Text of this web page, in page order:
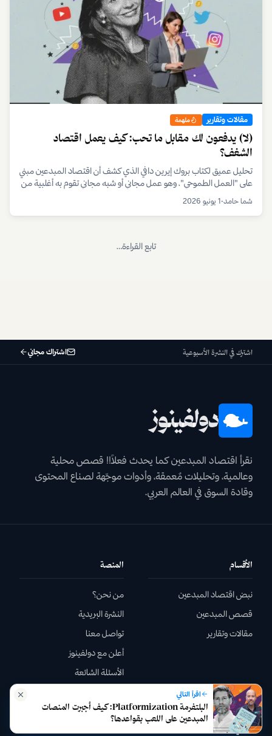
مقالات وتقارير ملهمة
(لا) يدفعون لك مقابل ما تحب: كيف يعمل اقتصاد
الشغف؟
تحليل عميق لكتاب بروك إيرين دافي الذي كشف أن اقتصاد المبدعين مبني
على "العمل الطموحي"، وهو عمل مجاني أو شبه مجاني تقوم به أغلبية من
التجارية الكبرى.
شما حامد•1 يونيو 2026
تابع القراءة…
اقرأ التالي
البلتفرمة Platformization: كيف أجبرت المنصات
المبدعين على اللعب بقواعدها؟
اشترك في النشرة الأسبوعية اشتراك مجاني
دولفينوز
نقرأ اقتصاد المبدعين كما يحدث فعلاً!! قصص محلية
وعالمية، وتحليلات مٌعمقة، وأدوات موجّهة لصناع المحتوى
وقادة السوق في العالم العربي.
الأقسام
نبض اقتصاد المبدعين
قصص المبدعين
مقالات وتقارير
المنصة
من نحن؟
النشرة البريدية
تواصل معنا
أعلن مع دولفينوز
الأسئلة الشائعة
قانوني